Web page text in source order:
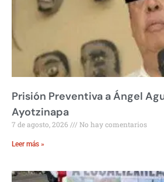
Prisión Preventiva a Ángel
Ayotzinapa
7 de agosto, 2026 No hay comentarios
Leer más »